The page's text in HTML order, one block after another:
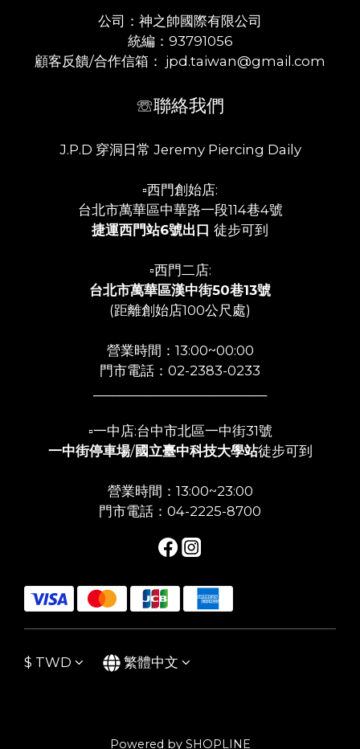
公司：神之帥國際有限公司
統編：93791056
顧客反饋/合作信箱： jpd.taiwan@gmail.com
☏聯絡我們
J.P.D 穿洞日常 Jeremy Piercing Daily
▫️西門創始店:
台北市萬華區中華路一段114巷4號
捷運西門站6號出口 徒步可到
▫️西門二店:
台北市萬華區漢中街50巷13號
(距離創始店100公尺處)
營業時間：13:00~00:00
門市電話：02-2383-0233
▫️一中店:台中市北區一中街31號
一中街停車場/國立臺中科技大學站徒步可到
營業時間：13:00~23:00
門市電話：04-2225-8700
$ TWD 繁體中文
Powered by SHOPLINE